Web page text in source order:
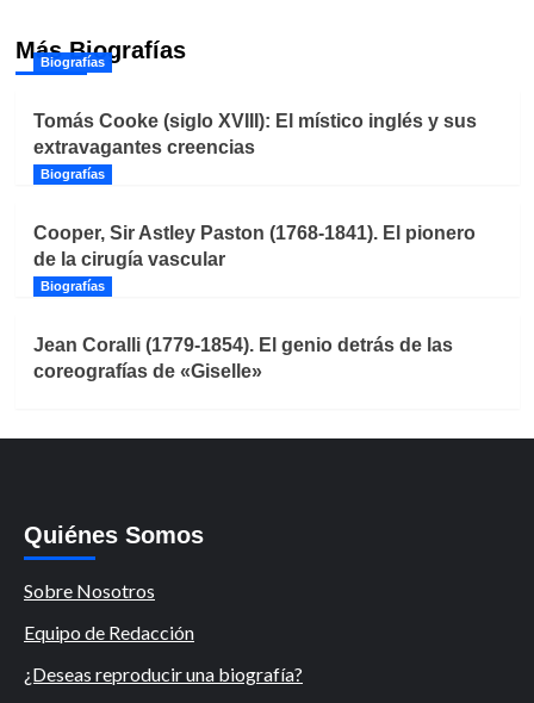
Más Biografías
Biografías
Tomás Cooke (siglo XVIII): El místico inglés y sus
extravagantes creencias
Biografías
Cooper, Sir Astley Paston (1768-1841). El pionero
de la cirugía vascular
Biografías
Jean Coralli (1779-1854). El genio detrás de las
coreografías de «Giselle»
Quiénes Somos
Sobre Nosotros
Equipo de Redacción
¿Deseas reproducir una biografía?